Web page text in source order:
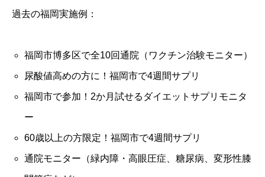
過去の福岡実施例：
福岡市博多区で全10回通院（ワクチン治験モニター）
尿酸値高めの方に！福岡市で4週間サプリ
福岡市で参加！2か月試せるダイエットサプリモニタ
ー
60歳以上の方限定！福岡市で4週間サプリ
通院モニター（緑内障・高眼圧症、糖尿病、変形性膝